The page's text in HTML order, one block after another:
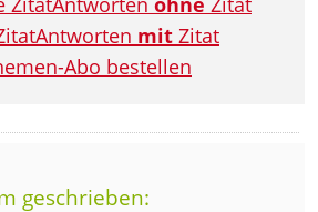
Antworten mit Zitat
Abo bestellen
geschrieben: